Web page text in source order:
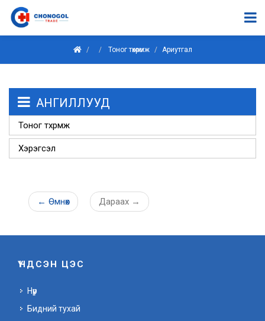
Тоног төхөөрөмж Ариутгал
АНГИЛЛУУД
Тоног төхөөрөмж
Хэрэгсэл
← Өмнөх Дараах →
ҮНДСЭН ЦЭС
Нүүр
Бидний тухай